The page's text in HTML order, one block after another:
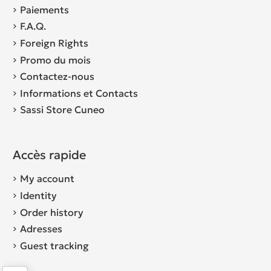
Paiements
F.A.Q.
Foreign Rights
Promo du mois
Contactez-nous
Informations et Contacts
Sassi Store Cuneo
Accès rapide
My account
Identity
Order history
Adresses
Guest tracking